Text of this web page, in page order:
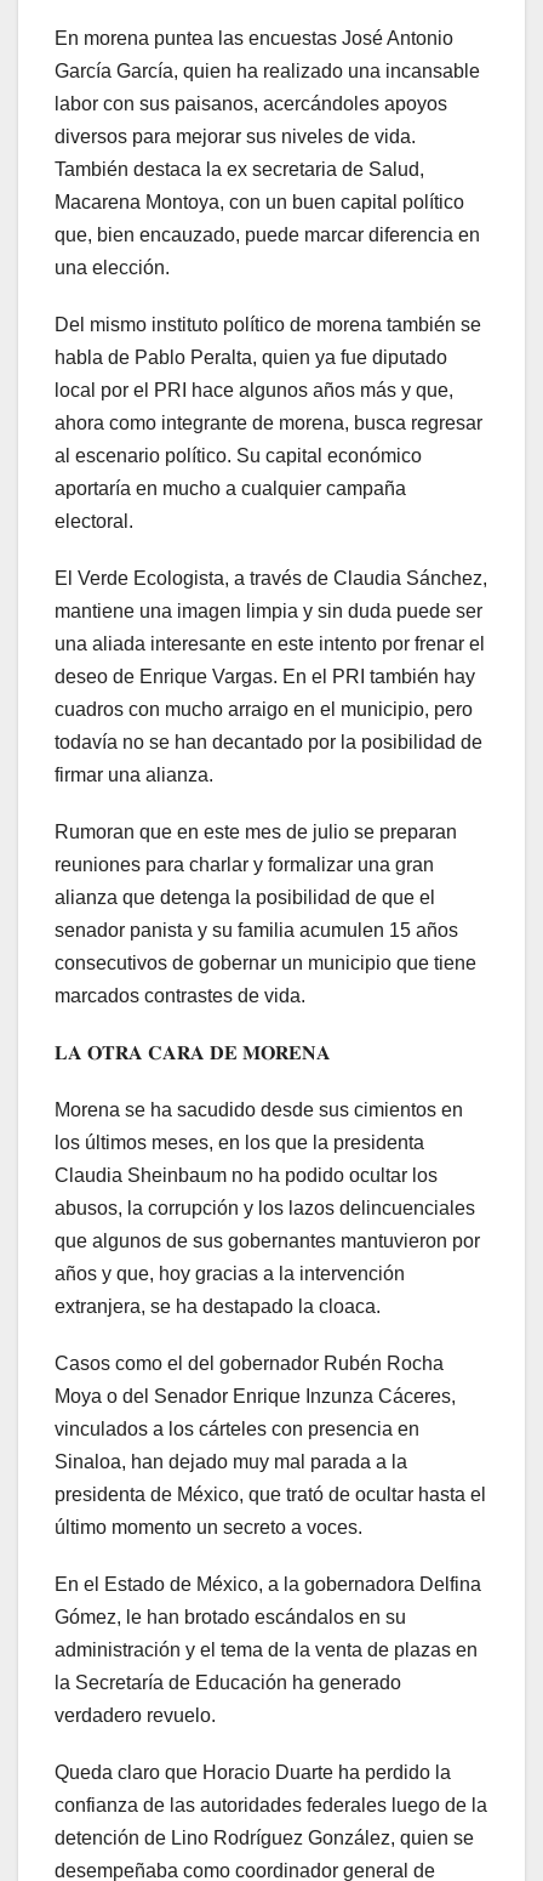
En morena puntea las encuestas José Antonio
García García, quien ha realizado una incansable
labor con sus paisanos, acercándoles apoyos
diversos para mejorar sus niveles de vida.
También destaca la ex secretaria de Salud,
Macarena Montoya, con un buen capital político
que, bien encauzado, puede marcar diferencia en
una elección.
Del mismo instituto político de morena también se
habla de Pablo Peralta, quien ya fue diputado
local por el PRI hace algunos años más y que,
ahora como integrante de morena, busca regresar
al escenario político. Su capital económico
aportaría en mucho a cualquier campaña
electoral.
El Verde Ecologista, a través de Claudia Sánchez,
mantiene una imagen limpia y sin duda puede ser
una aliada interesante en este intento por frenar el
deseo de Enrique Vargas. En el PRI también hay
cuadros con mucho arraigo en el municipio, pero
todavía no se han decantado por la posibilidad de
firmar una alianza.
Rumoran que en este mes de julio se preparan
reuniones para charlar y formalizar una gran
alianza que detenga la posibilidad de que el
senador panista y su familia acumulen 15 años
consecutivos de gobernar un municipio que tiene
marcados contrastes de vida.
𝐋𝐀 𝐎𝐓𝐑𝐀 𝐂𝐀𝐑𝐀 𝐃𝐄 𝐌𝐎𝐑𝐄𝐍𝐀
Morena se ha sacudido desde sus cimientos en
los últimos meses, en los que la presidenta
Claudia Sheinbaum no ha podido ocultar los
abusos, la corrupción y los lazos delincuenciales
que algunos de sus gobernantes mantuvieron por
años y que, hoy gracias a la intervención
extranjera, se ha destapado la cloaca.
Casos como el del gobernador Rubén Rocha
Moya o del Senador Enrique Inzunza Cáceres,
vinculados a los cárteles con presencia en
Sinaloa, han dejado muy mal parada a la
presidenta de México, que trató de ocultar hasta el
último momento un secreto a voces.
En el Estado de México, a la gobernadora Delfina
Gómez, le han brotado escándalos en su
administración y el tema de la venta de plazas en
la Secretaría de Educación ha generado
verdadero revuelo.
Queda claro que Horacio Duarte ha perdido la
confianza de las autoridades federales luego de la
detención de Lino Rodríguez González, quien se
desempeñaba como coordinador general de